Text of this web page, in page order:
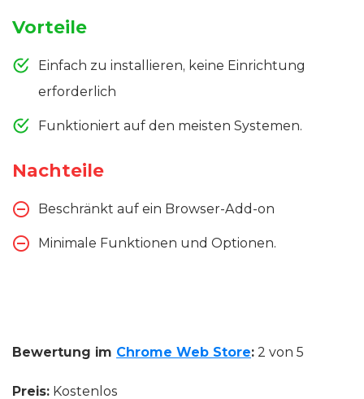
Vorteile
Einfach zu installieren, keine Einrichtung
erforderlich
Funktioniert auf den meisten Systemen.
Nachteile
Beschränkt auf ein Browser-Add-on
Minimale Funktionen und Optionen.
Bewertung im Chrome Web Store: 2 von 5
Preis: Kostenlos